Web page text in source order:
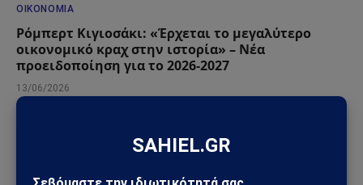
ΟΙΚΟΝΟΜΊΑ
Ρόμπερτ Κιγιοσάκι: «Έρχεται το μεγαλύτερο
οικονομικό κραχ στην ιστορία» – Νέα
προειδοποίηση για το 2026-2027
13/06/2026